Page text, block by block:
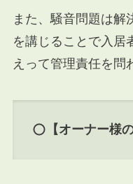
また、騒音問題は解
を講じることで入居
えって管理責任を問
【オーナー様